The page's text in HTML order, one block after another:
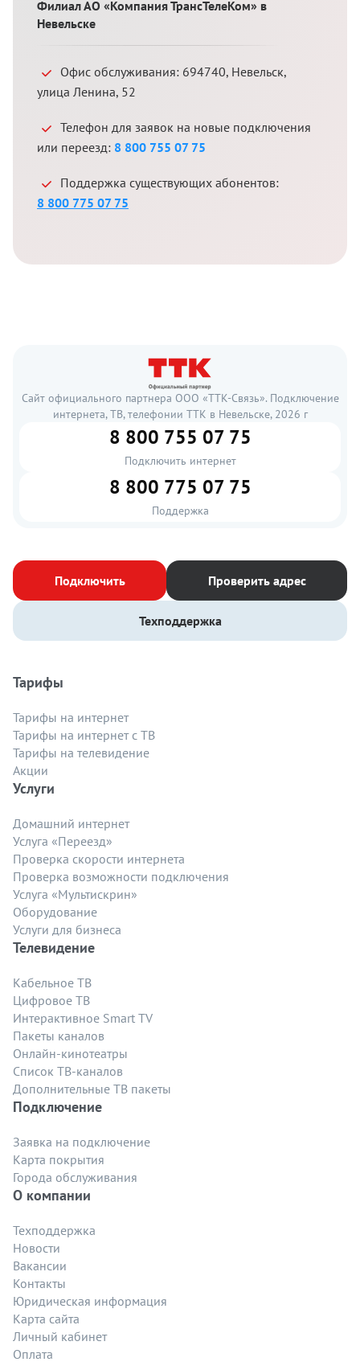
Филиал АО «Компания ТрансТелеКом» в
Невельске
Офис обслуживания: 694740, Невельск,
улица Ленина, 52
Телефон для заявок на новые подключения
или переезд: 8 800 755 07 75
Поддержка существующих абонентов:
8 800 775 07 75
Сайт официального партнера ООО «ТТК-Связь». Подключение
интернета, ТВ, телефонии ТТК в Невельске, 2026 г
8 800 755 07 75
Подключить интернет
8 800 775 07 75
Поддержка
Подключить Проверить адрес
Техподдержка
Тарифы
Тарифы на интернет
Тарифы на интернет с ТВ
Тарифы на телевидение
Акции
Услуги
Домашний интернет
Услуга «Переезд»
Проверка скорости интернета
Проверка возможности подключения
Услуга «Мультискрин»
Оборудование
Услуги для бизнеса
Телевидение
Кабельное ТВ
Цифровое ТВ
Интерактивное Smart TV
Пакеты каналов
Онлайн-кинотеатры
Список ТВ-каналов
Дополнительные ТВ пакеты
Подключение
Заявка на подключение
Карта покрытия
Города обслуживания
О компании
Техподдержка
Новости
Вакансии
Контакты
Юридическая информация
Карта сайта
Личный кабинет
Оплата